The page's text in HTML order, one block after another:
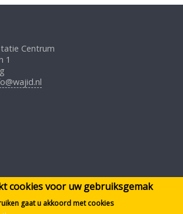
Centrum
1
cookies voor uw gebruiksgemak
gaat u akkoord met cookies